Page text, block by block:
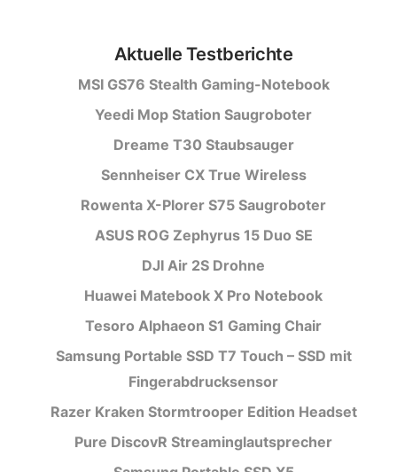
Aktuelle Testberichte
MSI GS76 Stealth Gaming-Notebook
Yeedi Mop Station Saugroboter
Dreame T30 Staubsauger
Sennheiser CX True Wireless
Rowenta X-Plorer S75 Saugroboter
ASUS ROG Zephyrus 15 Duo SE
DJI Air 2S Drohne
Huawei Matebook X Pro Notebook
Tesoro Alphaeon S1 Gaming Chair
Samsung Portable SSD T7 Touch – SSD mit
Fingerabdrucksensor
Razer Kraken Stormtrooper Edition Headset
Pure DiscovR Streaminglautsprecher